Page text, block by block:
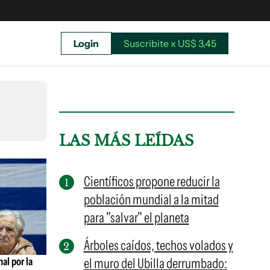
Suscribite x US$ 3,45
Login Suscribite x US$ 3,45
por la
LAS MÁS LEÍDAS
Científicos propone reducir la
población mundial a la mitad
para "salvar" el planeta
Árboles caídos, techos volados y
el muro del Ubilla derrumbado: